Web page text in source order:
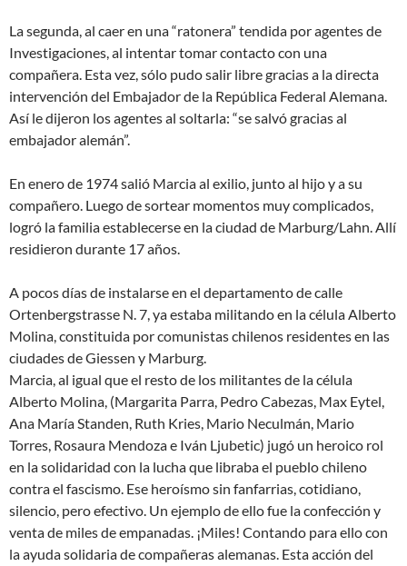
La segunda, al caer en una “ratonera” tendida por agentes de
Investigaciones, al intentar tomar contacto con una
compañera. Esta vez, sólo pudo salir libre gracias a la directa
intervención del Embajador de la República Federal Alemana.
Así le dijeron los agentes al soltarla: “se salvó gracias al
embajador alemán”.
En enero de 1974 salió Marcia al exilio, junto al hijo y a su
compañero. Luego de sortear momentos muy complicados,
logró la familia establecerse en la ciudad de Marburg/Lahn. Allí
residieron durante 17 años.
A pocos días de instalarse en el departamento de calle
Ortenbergstrasse N. 7, ya estaba militando en la célula Alberto
Molina, constituida por comunistas chilenos residentes en las
ciudades de Giessen y Marburg.
Marcia, al igual que el resto de los militantes de la célula
Alberto Molina, (Margarita Parra, Pedro Cabezas, Max Eytel,
Ana María Standen, Ruth Kries, Mario Neculmán, Mario
Torres, Rosaura Mendoza e Iván Ljubetic) jugó un heroico rol
en la solidaridad con la lucha que libraba el pueblo chileno
contra el fascismo. Ese heroísmo sin fanfarrias, cotidiano,
silencio, pero efectivo. Un ejemplo de ello fue la confección y
venta de miles de empanadas. ¡Miles! Contando para ello con
la ayuda solidaria de compañeras alemanas. Esta acción del